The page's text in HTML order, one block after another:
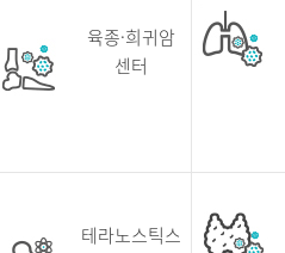
육종·희귀암
센터
테라노스틱스